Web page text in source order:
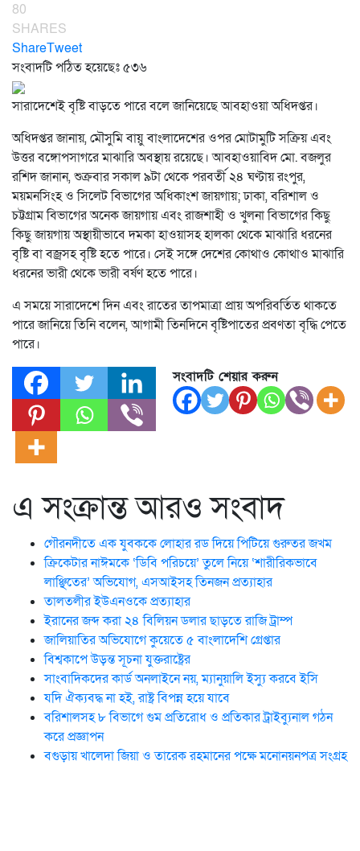
80
SHARES
ShareTweet
সংবাদটি পঠিত হয়েছেঃ৫৩৬
সারাদেশেই বৃষ্টি বাড়তে পারে বলে জানিয়েছে আবহাওয়া অধিদপ্তর।
অধিদপ্তর জানায়, মৌসুমি বায়ু বাংলাদেশের ওপর মোটামুটি সক্রিয় এবং
উত্তর বঙ্গোপসাগরে মাঝারি অবস্থায় রয়েছে। আবহাওয়াবিদ মো. বজলুর
রশিদ জানান, শুক্রবার সকাল ৯টা থেকে পরবর্তী ২৪ ঘণ্টায় রংপুর,
ময়মনসিংহ ও সিলেট বিভাগের অধিকাংশ জায়গায়; ঢাকা, বরিশাল ও
চট্টগ্রাম বিভাগের অনেক জায়গায় এবং রাজশাহী ও খুলনা বিভাগের কিছু
কিছু জায়গায় অস্থায়ীভাবে দমকা হাওয়াসহ হালকা থেকে মাঝারি ধরনের
বৃষ্টি বা বজ্রসহ বৃষ্টি হতে পারে। সেই সঙ্গে দেশের কোথাও কোথাও মাঝারি
ধরনের ভারী থেকে ভারী বর্ষণ হতে পারে।
এ সময়ে সারাদেশে দিন এবং রাতের তাপমাত্রা প্রায় অপরিবর্তিত থাকতে
পারে জানিয়ে তিনি বলেন, আগামী তিনদিনে বৃষ্টিপাতের প্রবণতা বৃদ্ধি পেতে
পারে।
সংবাদটি শেয়ার করুন
এ সংক্রান্ত আরও সংবাদ
গৌরনদীতে এক যুবককে লোহার রড দিয়ে পিটিয়ে গুরুতর জখম
ক্রিকেটার নাঈমকে ‘ডিবি পরিচয়ে’ তুলে নিয়ে ‘শারীরিকভাবে
লাঞ্ছিতের’ অভিযোগ, এসআইসহ তিনজন প্রত্যাহার
তালতলীর ইউএনওকে প্রত্যাহার
ইরানের জব্দ করা ২৪ বিলিয়ন ডলার ছাড়তে রাজি ট্রাম্প
জালিয়াতির অভিযোগে কুয়েতে ৫ বাংলাদেশি গ্রেপ্তার
বিশ্বকাপে উড়ন্ত সূচনা যুক্তরাষ্ট্রের
সাংবাদিকদের কার্ড অনলাইনে নয়, ম্যানুয়ালি ইস্যু করবে ইসি
যদি ঐক্যবদ্ধ না হই, রাষ্ট্র বিপন্ন হয়ে যাবে
বরিশালসহ ৮ বিভাগে গুম প্রতিরোধ ও প্রতিকার ট্রাইব্যুনাল গঠন
করে প্রজ্ঞাপন
বগুড়ায় খালেদা জিয়া ও তারেক রহমানের পক্ষে মনোনয়নপত্র সংগ্রহ